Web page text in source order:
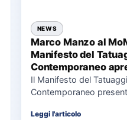
NEWS
Marco Manzo al
Manifesto del
Contemporaneo
per il collezionismo
Il Manifesto del
Contemporaneo
Leggi l'articolo